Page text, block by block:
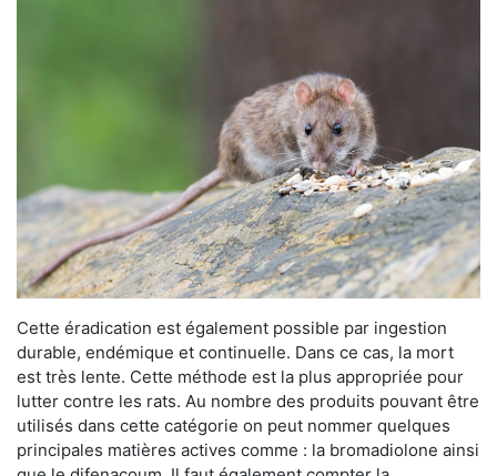
Cette éradication est également possible par ingestion
durable, endémique et continuelle. Dans ce cas, la mort
est très lente. Cette méthode est la plus appropriée pour
lutter contre les rats. Au nombre des produits pouvant être
utilisés dans cette catégorie on peut nommer quelques
principales matières actives comme : la bromadiolone ainsi